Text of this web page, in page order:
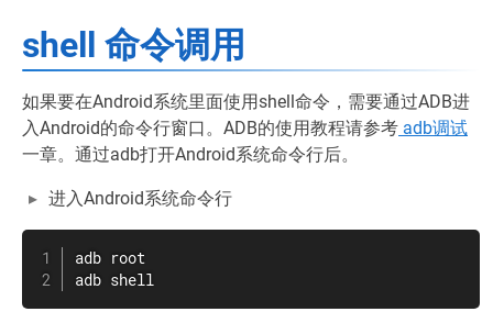
shell 命令调用
如果要在Android系统里面使用shell命令，需要通过ADB进
入Android的命令行窗口。ADB的使用教程请参考 adb调试
一章。通过adb打开Android系统命令行后。
进入Android系统命令行
adb root
adb shell